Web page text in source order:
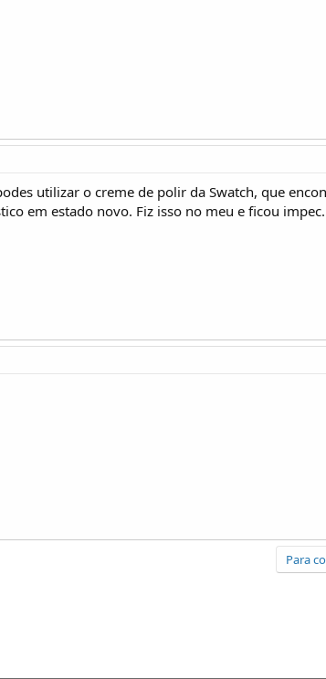
utilizar o creme de polir da Swatch, que
em estado novo. Fiz isso no meu e ficou impec.
Para